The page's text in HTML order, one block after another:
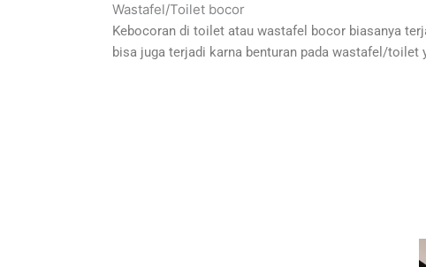
Wastafel/Toilet bocor
Kebocoran di toilet atau wastafel bocor biasanya
bisa juga terjadi karna benturan pada wastafel/toilet